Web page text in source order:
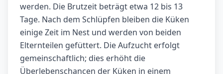
werden. Die Brutzeit beträgt etwa 12 bis 13
Tage. Nach dem Schlüpfen bleiben die Küken
einige Zeit im Nest und werden von beiden
Elternteilen gefüttert. Die Aufzucht erfolgt
gemeinschaftlich; dies erhöht die
Überlebenschancen der Küken in einem